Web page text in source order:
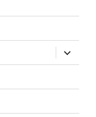
expand
child
menu